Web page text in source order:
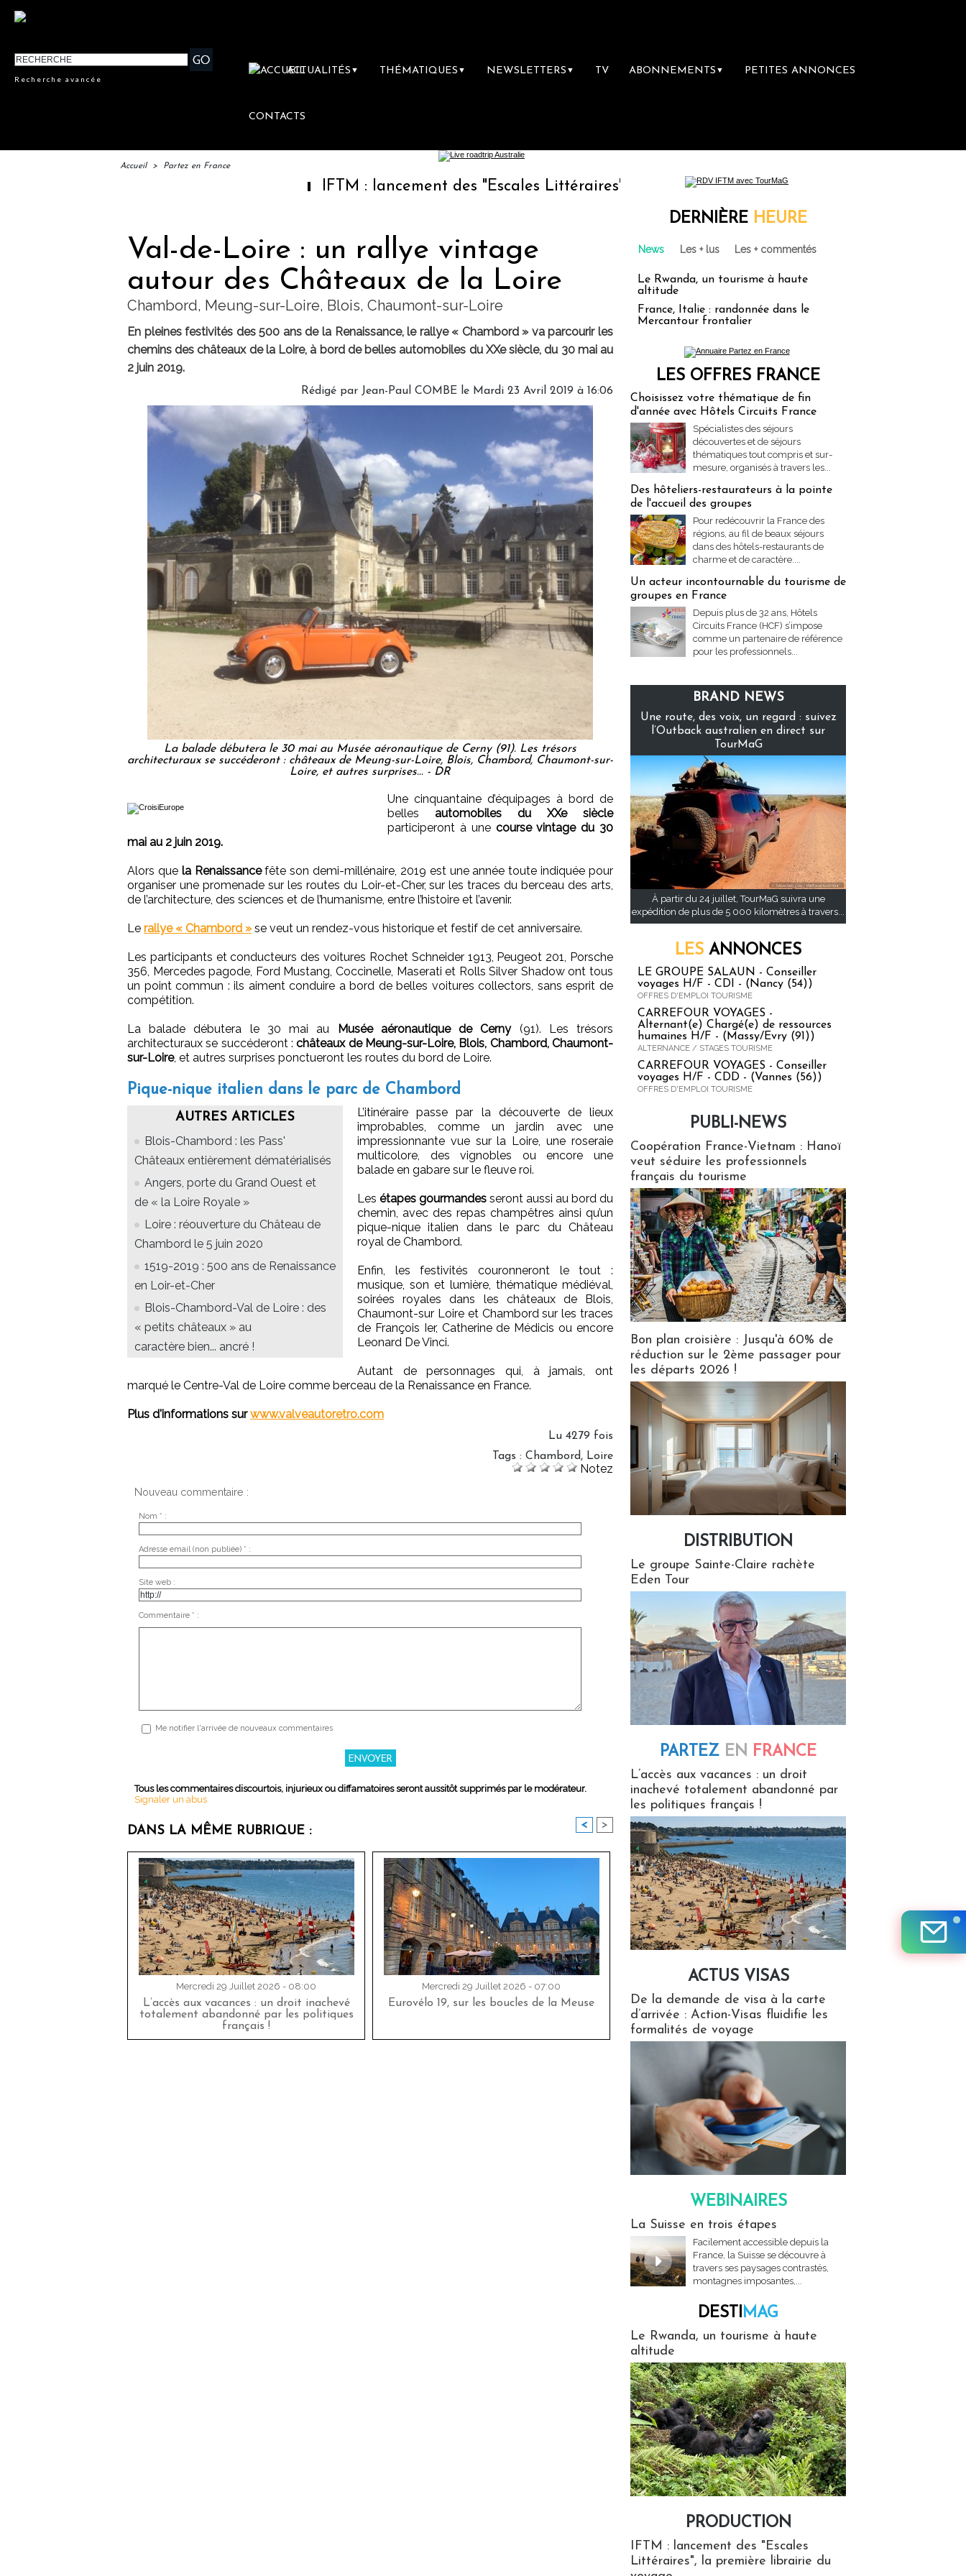
Recherche avancée
ACTUALITÉS ▼ THÉMATIQUES ▼ NEWSLETTERS ▼ TV ABONNEMENTS ▼ PETITES ANNONCES
CONTACTS
Accueil > Partez en France
IFTM : lancement des "Escales Littéraires", la première librairie du voyage
Val-de-Loire : un rallye vintage
autour des Châteaux de la Loire
Chambord, Meung-sur-Loire, Blois, Chaumont-sur-Loire
En pleines festivités des 500 ans de la Renaissance, le rallye « Chambord » va parcourir les
chemins des châteaux de la Loire, à bord de belles automobiles du XXe siècle, du 30 mai au
2 juin 2019.
Rédigé par Jean-Paul COMBE le Mardi 23 Avril 2019 à 16:06
La balade débutera le 30 mai au Musée aéronautique de Cerny (91). Les trésors
architecturaux se succéderont : châteaux de Meung-sur-Loire, Blois, Chambord, Chaumont-sur-
Loire, et autres surprises... - DR
Une cinquantaine d’équipages à bord de
belles automobiles du XXe siècle
participeront à une course vintage du 30
mai au 2 juin 2019.
Alors que la Renaissancefête son demi-millénaire, 2019 est une année toute indiquée pour
organiser une promenade sur les routes du Loir-et-Cher, sur les traces du berceau des arts,
de l’architecture, des sciences et de l’humanisme, entre l’histoire et l’avenir.
Le rallye « Chambord »se veut un rendez-vous historique et festif de cet anniversaire.
Les participants et conducteurs des voitures Rochet Schneider 1913, Peugeot 201, Porsche
356, Mercedes pagode, Ford Mustang, Coccinelle, Maserati et Rolls Silver Shadow ont tous
un point commun : ils aiment conduire a bord de belles voitures collectors, sans esprit de
compétition.
La balade débutera le 30 mai au Musée aéronautique de Cerny(91). Les trésors
architecturaux se succéderont :châteaux de Meung-sur-Loire, Blois, Chambord, Chaumont-
sur-Loire, et autres surprises ponctueront les routes du bord de Loire.
Pique-nique italien dans le parc de Chambord
AUTRES ARTICLES
Blois-Chambord : les Pass'
Châteaux entièrement dématérialisés
Angers, porte du Grand Ouest et
de « la Loire Royale »
Loire : réouverture du Château de
Chambord le 5 juin 2020
1519-2019 : 500 ans de Renaissance
en Loir-et-Cher
Blois-Chambord-Val de Loire : des
« petits châteaux » au
caractère bien... ancré !
L’itinéraire passe par la découverte de lieux
improbables, comme un jardin avec une
impressionnante vue sur la Loire, une roseraie
multicolore, des vignobles ou encore une
balade en gabare sur le fleuve roi.
Les étapes gourmandes seront aussi au bord du
chemin, avec des repas champêtres ainsi qu’un
pique-nique italien dans le parc du Château
royal de Chambord.
Enfin, les festivités couronneront le tout :
musique, son et lumière, thématique médiéval,
soirées royales dans les châteaux de Blois,
Chaumont-sur Loire et Chambord sur les traces
de François Ier, Catherine de Médicis ou encore
Leonard De Vinci.
Autant de personnages qui, à jamais, ont
marqué le Centre-Val de Loire comme berceau de la Renaissance en France.
Plus d'informations sur www.valveautoretro.com
Lu 4279 fois
Tags : Chambord, Loire
Notez
Nouveau commentaire :
Nom * :
Adresse email (non publiée) * :
Site web :
Commentaire * :
Me notifier l'arrivée de nouveaux commentaires
Tous les commentaires discourtois, injurieux ou diffamatoires seront aussitôt supprimés par le modérateur.
Signaler un abus
DANS LA MÊME RUBRIQUE : < >
Mercredi 29 Juillet 2026 - 08:00
L’accès aux vacances : un droit inachevé
totalement abandonné par les politiques
français !
Mercredi 29 Juillet 2026 - 07:00
Eurovélo 19, sur les boucles de la Meuse
DERNIÈRE HEURE
News Les + lus Les + commentés
Le Rwanda, un tourisme à haute
altitude
France, Italie : randonnée dans le
Mercantour frontalier
LES OFFRES FRANCE
Choisissez votre thématique de fin
d'année avec Hôtels Circuits France
Spécialistes des séjours
découvertes et de séjours
thématiques tout compris et sur-
mesure, organisés à travers les...
Des hôteliers-restaurateurs à la pointe
de l'accueil des groupes
Pour redécouvrir la France des
régions, au fil de beaux séjours
dans des hôtels-restaurants de
charme et de caractère....
Un acteur incontournable du tourisme de
groupes en France
Depuis plus de 32 ans, Hôtels
Circuits France (HCF) s’impose
comme un partenaire de référence
pour les professionnels...
BRAND NEWS
Une route, des voix, un regard : suivez
l’Outback australien en direct sur
TourMaG
À partir du 24 juillet, TourMaG suivra une
expédition de plus de 5 000 kilomètres à travers...
LES ANNONCES
LE GROUPE SALAUN - Conseiller
voyages H/F - CDI - (Nancy (54))
OFFRES D'EMPLOI TOURISME
CARREFOUR VOYAGES -
Alternant(e) Chargé(e) de ressources
humaines H/F - (Massy/Evry (91))
ALTERNANCE / STAGES TOURISME
CARREFOUR VOYAGES - Conseiller
voyages H/F - CDD - (Vannes (56))
OFFRES D'EMPLOI TOURISME
PUBLI-NEWS
Coopération France-Vietnam : Hanoï
veut séduire les professionnels
français du tourisme
Bon plan croisière : Jusqu'à 60% de
réduction sur le 2ème passager pour
les départs 2026 !
DISTRIBUTION
Le groupe Sainte-Claire rachète
Eden Tour
PARTEZ EN FRANCE
L’accès aux vacances : un droit
inachevé totalement abandonné par
les politiques français !
ACTUS VISAS
De la demande de visa à la carte
d’arrivée : Action-Visas fluidifie les
formalités de voyage
WEBINAIRES
La Suisse en trois étapes
Facilement accessible depuis la
France, la Suisse se découvre à
travers ses paysages contrastés,
montagnes imposantes,...
DESTIMAG
Le Rwanda, un tourisme à haute
altitude
PRODUCTION
IFTM : lancement des "Escales
Littéraires", la première librairie du